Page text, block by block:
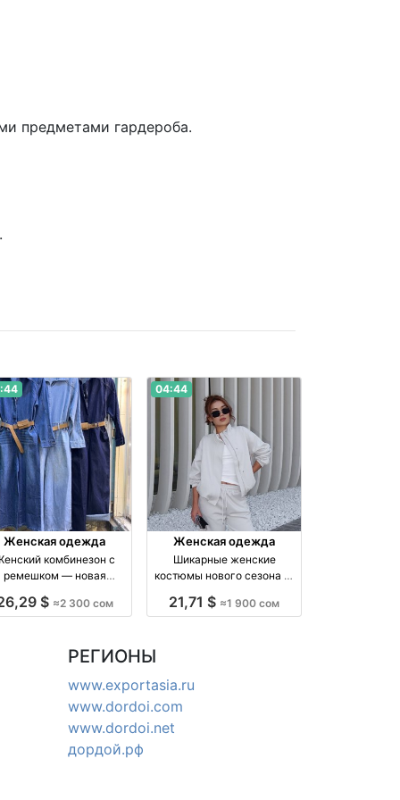
предметами гардероба.
Женская одежда
комбинезон с
ремешком — новая
$ ≈2 300 сом
04:44
Женская одежда
Шикарные женские
костюмы нового сезона —
производство Киргизия
21,71 $ ≈1 900 сом
РЕГИОНЫ
www.exportasia.ru
www.dordoi.com
www.dordoi.net
дордой.рф